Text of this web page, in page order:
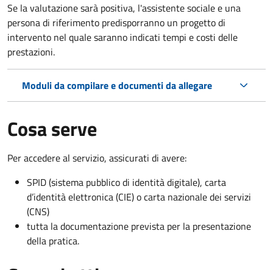
Se la valutazione sarà positiva, l'assistente sociale e una
persona di riferimento predisporranno un progetto di
intervento nel quale saranno indicati tempi e costi delle
prestazioni.
Moduli da compilare e documenti da allegare
Cosa serve
Per accedere al servizio, assicurati di avere:
SPID (sistema pubblico di identità digitale), carta
d’identità elettronica (CIE) o carta nazionale dei servizi
(CNS)
tutta la documentazione prevista per la presentazione
della pratica.